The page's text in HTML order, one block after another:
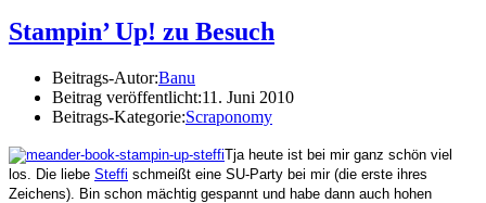
Stampin’ Up! zu Besuch
Beitrags-Autor:Banu
Beitrag veröffentlicht:11. Juni 2010
Beitrags-Kategorie:Scraponomy
Tja heute ist bei mir ganz schön viel
los. Die liebe Steffi schmeißt eine SU-Party bei mir (die erste ihres
Zeichens). Bin schon mächtig gespannt und habe dann auch hohen